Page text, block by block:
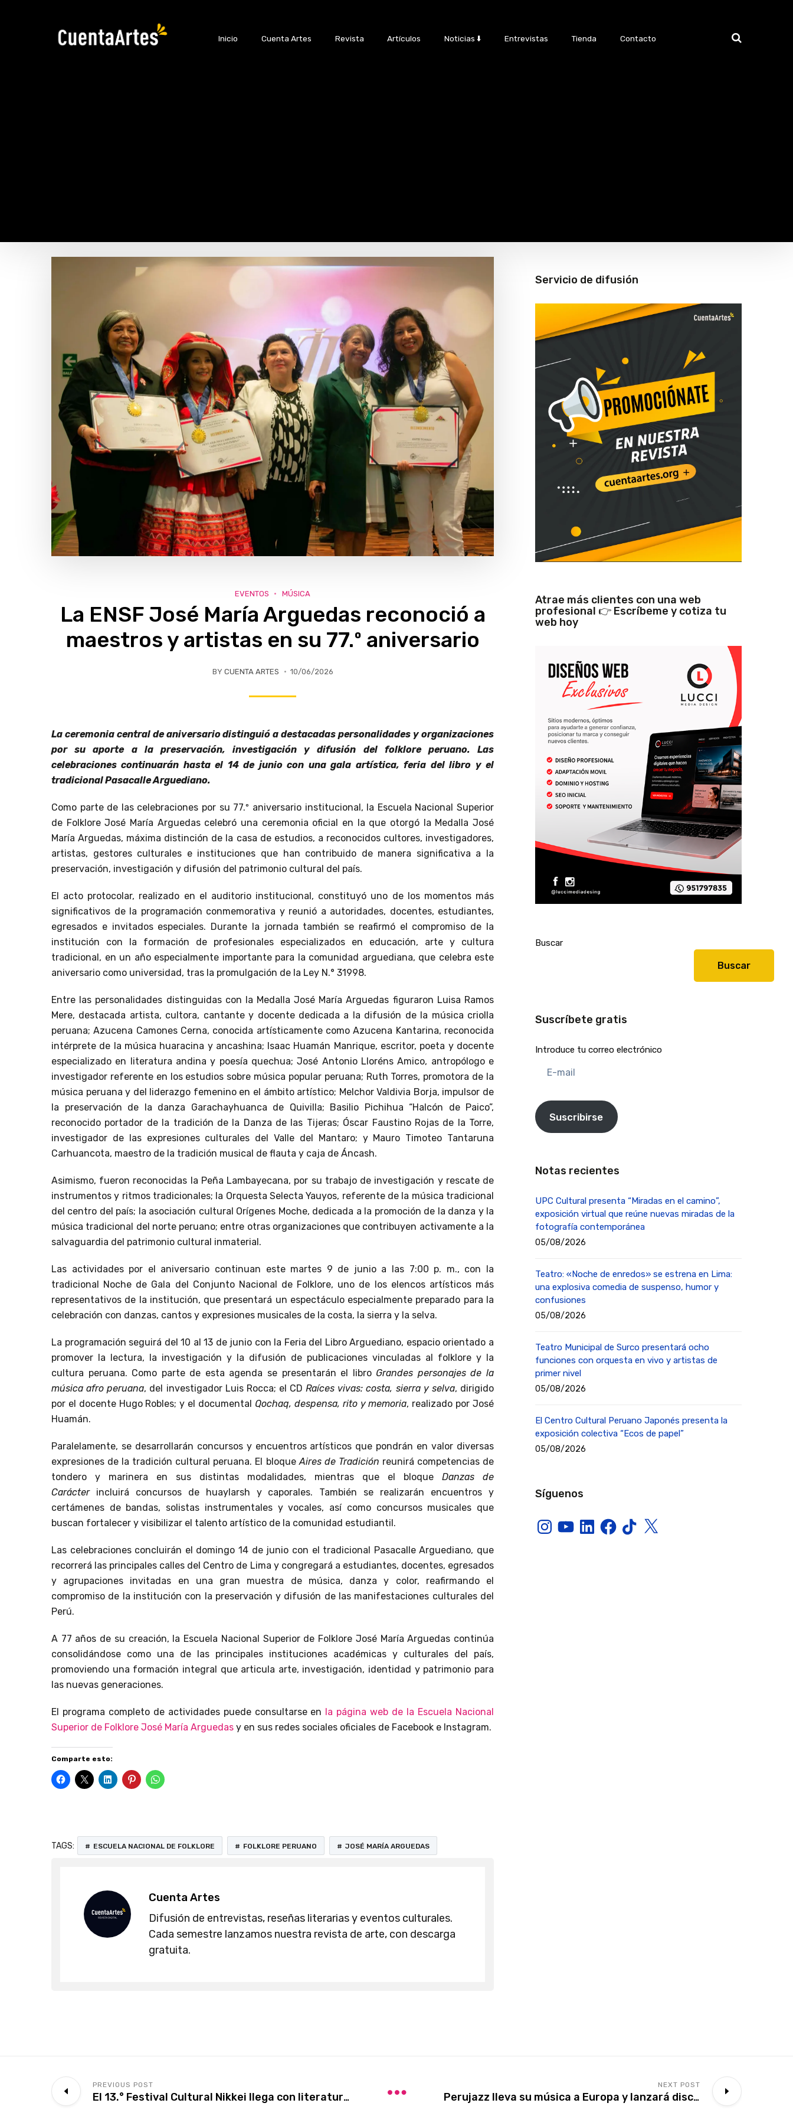
Inicio Cuenta Artes Revista Artículos Noticias ⬇️ Entrevistas Tienda Contacto
EVENTOS MÚSICA
La ENSF José María Arguedas reconoció a
maestros y artistas en su 77.º aniversario
BY CUENTA ARTES 10/06/2026
La ceremonia central de aniversario distinguió a destacadas personalidades y organizaciones
por su aporte a la preservación, investigación y difusión del folklore peruano. Las
celebraciones continuarán hasta el 14 de juniocon una gala artística, feria del libro y el
tradicional Pasacalle Arguediano.
Como parte de las celebraciones por su 77.º aniversario institucional, la Escuela Nacional Superior
de Folklore José María Arguedas celebró una ceremonia oficial en la que otorgó la Medalla José
María Arguedas, máxima distinción de la casa de estudios, a reconocidos cultores, investigadores,
artistas, gestores culturales e instituciones que han contribuido de manera significativa a la
preservación, investigación y difusión del patrimonio cultural del país.
El acto protocolar, realizado en el auditorio institucional, constituyó uno de los momentos más
significativos de la programación conmemorativa y reunió a autoridades, docentes, estudiantes,
egresados e invitados especiales. Durante la jornada también se reafirmó el compromiso de la
institución con la formación de profesionales especializados en educación, arte y cultura
tradicional, en un año especialmente importante para la comunidad arguediana, que celebra este
aniversario como universidad, tras la promulgación de la Ley N.° 31998.
Entre las personalidades distinguidas con la Medalla José María Arguedas figuraron Luisa Ramos
Mere, destacada artista, cultora, cantante y docente dedicada a la difusión de la música criolla
peruana; Azucena Camones Cerna, conocida artísticamente como Azucena Kantarina, reconocida
intérprete de la música huaracina y ancashina; Isaac Huamán Manrique, escritor, poeta y docente
especializado en literatura andina y poesía quechua; José Antonio Lloréns Amico, antropólogo e
investigador referente en los estudios sobre música popular peruana; Ruth Torres, promotora de la
música peruana y del liderazgo femenino en el ámbito artístico; Melchor Valdivia Borja, impulsor de
la preservación de la danza Garachayhuanca de Quivilla; Basilio Pichihua “Halcón de Paico”,
reconocido portador de la tradición de la Danza de las Tijeras; Óscar Faustino Rojas de la Torre,
investigador de las expresiones culturales del Valle del Mantaro; y Mauro Timoteo Tantaruna
Carhuancota, maestro de la tradición musical de flauta y caja de Áncash.
Asimismo, fueron reconocidas la Peña Lambayecana, por su trabajo de investigación y rescate de
instrumentos y ritmos tradicionales; la Orquesta Selecta Yauyos, referente de la música tradicional
del centro del país; la asociación cultural Orígenes Moche, dedicada a la promoción de la danza y la
música tradicional del norte peruano; entre otras organizaciones que contribuyen activamente a la
salvaguardia del patrimonio cultural inmaterial.
Las actividades por el aniversario continuan este martes 9 de junio a las 7:00 p. m., con la
tradicional Noche de Gala del Conjunto Nacional de Folklore, uno de los elencos artísticos más
representativos de la institución, que presentará un espectáculo especialmente preparado para la
celebración con danzas, cantos y expresiones musicales de la costa, la sierra y la selva.
La programación seguirá del 10 al 13 de junio con la Feria del Libro Arguediano, espacio orientado a
promover la lectura, la investigación y la difusión de publicaciones vinculadas al folklore y la
cultura peruana. Como parte de esta agenda se presentarán el libro Grandes personajes de la
música afro peruana, del investigador Luis Rocca; el CDRaíces vivas: costa, sierra y selva, dirigido
por el docente Hugo Robles; y el documental Qochaq, despensa, rito y memoria, realizado por José
Huamán.
Paralelamente, se desarrollarán concursos y encuentros artísticos que pondrán en valor diversas
expresiones de la tradición cultural peruana. El bloqueAires de Tradición reunirá competencias de
tondero y marinera en sus distintas modalidades, mientras que el bloque Danzas de
Carácterincluirá concursos de huaylarsh y caporales. También se realizarán encuentros y
certámenes de bandas, solistas instrumentales y vocales, así como concursos musicales que
buscan fortalecer y visibilizar el talento artístico de la comunidad estudiantil.
Las celebraciones concluirán el domingo 14 de junio con el tradicional Pasacalle Arguediano, que
recorrerá las principales calles del Centro de Lima y congregará a estudiantes, docentes, egresados
y agrupaciones invitadas en una gran muestra de música, danza y color, reafirmando el
compromiso de la institución con la preservación y difusión de las manifestaciones culturales del
Perú.
A 77 años de su creación, la Escuela Nacional Superior de Folklore José María Arguedas continúa
consolidándose como una de las principales instituciones académicas y culturales del país,
promoviendo una formación integral que articula arte, investigación, identidad y patrimonio para
las nuevas generaciones.
El programa completo de actividades puede consultarse en
la página web de la Escuela Nacional
Superior de Folklore José María Arguedas y en sus redes sociales oficiales de Facebook e Instagram.
Comparte esto:
TAGS: ESCUELA NACIONAL DE FOLKLORE FOLKLORE PERUANO JOSÉ MARÍA ARGUEDAS
Cuenta Artes
Difusión de entrevistas, reseñas literarias y eventos culturales.
Cada semestre lanzamos nuestra revista de arte, con descarga
gratuita.
Servicio de difusión
Atrae más clientes con una web
profesional 👉 Escríbeme y cotiza tu
web hoy
Buscar
Buscar
Suscríbete gratis
Introduce tu correo electrónico
mail
Suscribirse
Notas recientes
UPC Cultural presenta “Miradas en el camino”,
exposición virtual que reúne nuevas miradas de la
fotografía contemporánea
05/08/2026
Teatro: «Noche de enredos» se estrena en Lima:
una explosiva comedia de suspenso, humor y
confusiones
05/08/2026
Teatro Municipal de Surco presentará ocho
funciones con orquesta en vivo y artistas de
primer nivel
05/08/2026
El Centro Cultural Peruano Japonés presenta la
exposición colectiva “Ecos de papel”
05/08/2026
Síguenos
InstagramYouTubeLinkedInFacebook
TikTokX
PREVIOUS POST
El 13.° Festival Cultural Nikkei llega con literatura, cine, música y actividades para toda la familia
NEXT POST
Perujazz lleva su música a Europa y lanzará disco doble en la emblemática Casa de América de Madrid